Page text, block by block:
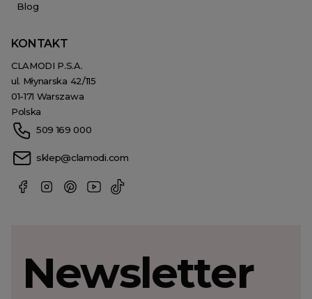
Blog
KONTAKT
CLAMODI P.S.A.
ul. Młynarska 42/115
01-171 Warszawa
Polska
509 169 000
sklep@clamodi.com
Newsletter